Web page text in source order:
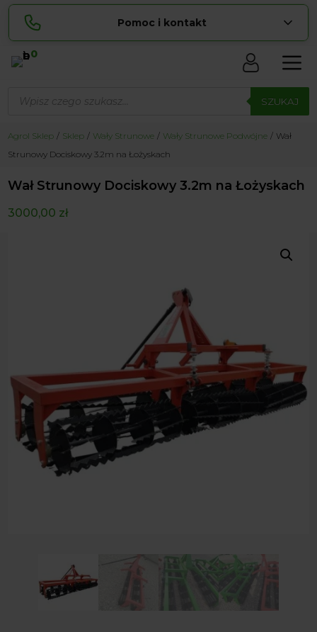
Pomoc i kontakt
Lucyna
pokaż numer
534 853 ... pokaż numer
biuro@ ... pokaż e-mail
0
produktów SZUKAJ
Agrol Sklep Sklep Wały Strunowe Wały Strunowe Podwójne
Wał
Strunowy Dociskowy 3.2m na Łożyskach
Wał Strunowy Dociskowy 3.2m na Łożyskach
3000,00 zł